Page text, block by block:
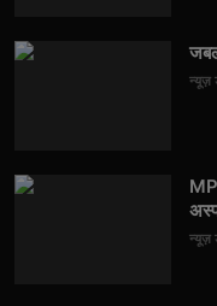
न्यूज़
न्यूज़